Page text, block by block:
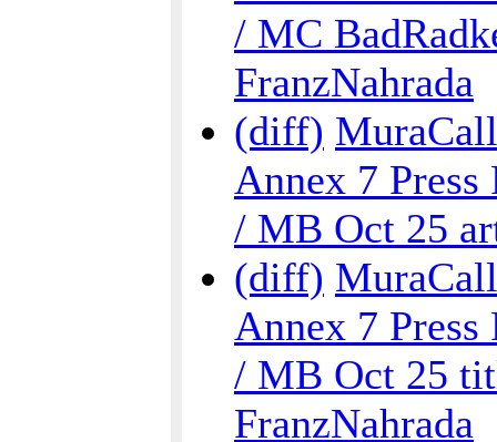
/ MC
FranzNahrada
(diff)
Annex 7 Press
/ MB Oct 25
(diff)
Annex 7 Press
/ MB Oct 25
FranzNahrada